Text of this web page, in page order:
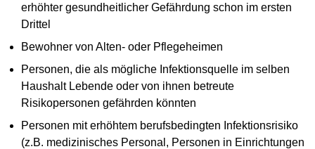
erhöhter gesundheitlicher Gefährdung schon im ersten
Drittel
Bewohner von Alten- oder Pflegeheimen
Personen, die als mögliche Infektionsquelle im selben
Haushalt Lebende oder von ihnen betreute
Risikopersonen gefährden könnten
Personen mit erhöhtem berufsbedingten Infektionsrisiko
(z.B. medizinisches Personal, Personen in Einrichtungen